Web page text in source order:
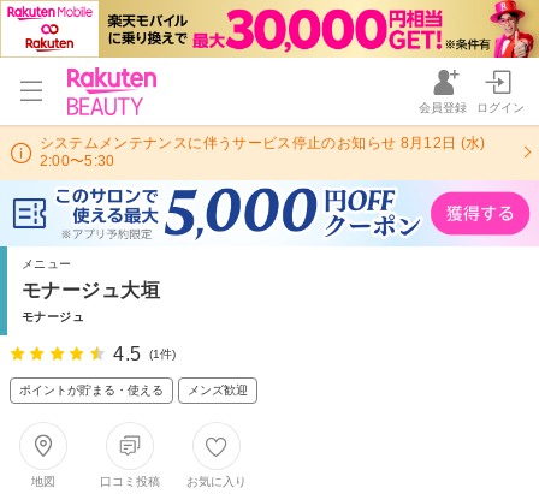
会員登録 ログイン
システムメンテナンスに伴うサービス停止のお知らせ 8月12日 (水)
2:00〜5:30
メニュー
モナージュ大垣
モナージュ
4.5 (1件)
ポイントが貯まる・使える メンズ歓迎
地図
口コミ投稿
お気に入り